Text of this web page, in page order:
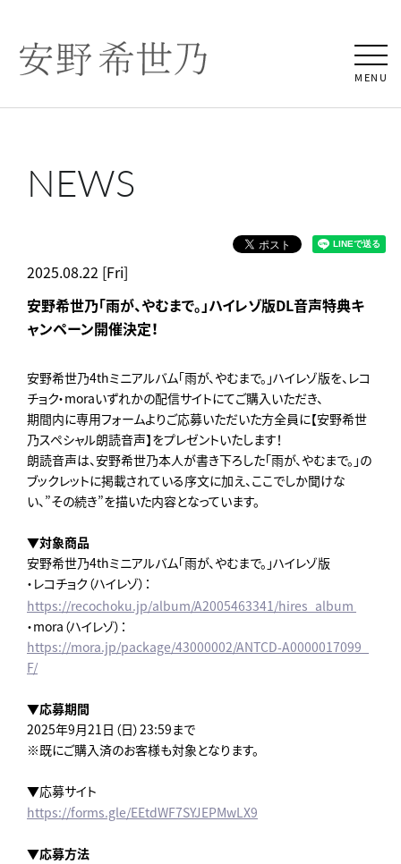
MENU
NEWS
2025.08.22 [Fri]
安野希世乃「雨が、やむまで。」ハイレゾ版DL音声特典キ
ャンペーン開催決定！
安野希世乃4thミニアルバム「雨が、やむまで。」ハイレゾ版を、レコ
チョク・moraいずれかの配信サイトにてご購入いただき、
期間内に専用フォームよりご応募いただいた方全員に【安野希世
乃スペシャル朗読音声】をプレゼントいたします！
朗読音声は、安野希世乃本人が書き下ろした「雨が、やむまで。」の
ブックレットに掲載されている序文に加え、ここでしか聞けな
い、”その続き”を描いた内容となっています。
▼対象商品
安野希世乃4thミニアルバム「雨が、やむまで。」ハイレゾ版
・レコチョク（ハイレゾ）：
https://recochoku.jp/album/A2005463341/hires_album
・mora（ハイレゾ）：
https://mora.jp/package/43000002/ANTCD-A0000017099_
F/
▼応募期間
2025年9月21日（日）23:59まで
※既にご購入済のお客様も対象となります。
▼応募サイト
https://forms.gle/EEtdWF7SYJEPMwLX9
▼応募方法